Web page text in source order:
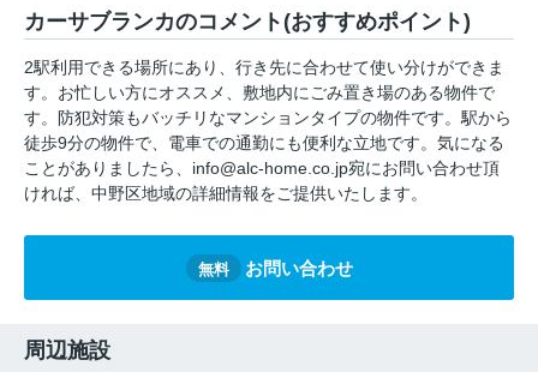
カーサブランカのコメント(おすすめポイント)
2駅利用できる場所にあり、行き先に合わせて使い分けができま
す。お忙しい方にオススメ、敷地内にごみ置き場のある物件で
す。防犯対策もバッチリなマンションタイプの物件です。駅から
徒歩9分の物件で、電車での通勤にも便利な立地です。気になる
ことがありましたら、info@alc-home.co.jp宛にお問い合わせ頂
ければ、中野区地域の詳細情報をご提供いたします。
無料 お問い合わせ
周辺施設